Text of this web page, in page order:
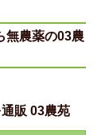
無農薬の03農
販 03農苑